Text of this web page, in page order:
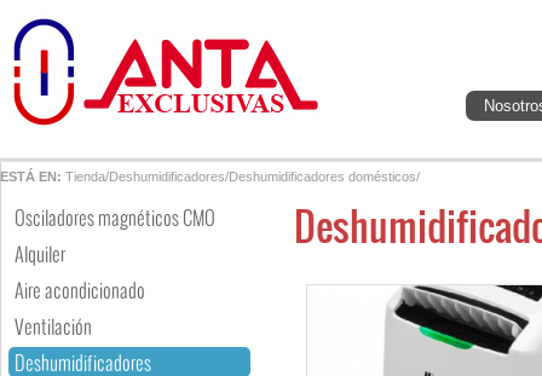
ESTÁ EN: Tienda/Deshumidificadores/Deshumidificadores domésticos/
Osciladores magnéticos CMO
Alquiler
Aire acondicionado
Ventilación
Deshumidificadores